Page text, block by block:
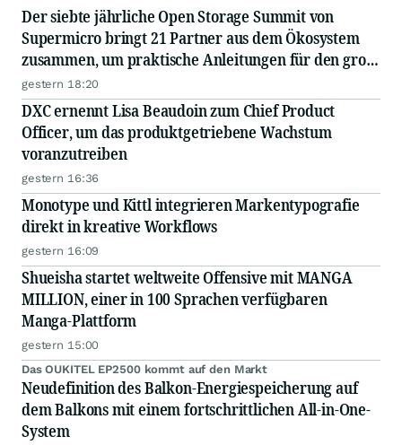
Der siebte jährliche Open Storage Summit von
Supermicro bringt 21 Partner aus dem Ökosystem
zusammen, um praktische Anleitungen für den groß
angelegten Einsatz von KI in Unternehmen
auszutauschen
gestern 18:20
DXC ernennt Lisa Beaudoin zum Chief Product
Officer, um das produktgetriebene Wachstum
voranzutreiben
gestern 16:36
Monotype und Kittl integrieren Markentypografie
direkt in kreative Workflows
gestern 16:09
Shueisha startet weltweite Offensive mit MANGA
MILLION, einer in 100 Sprachen verfügbaren
Manga-Plattform
gestern 15:00
Das OUKITEL EP2500 kommt auf den Markt
Neudefinition des Balkon-Energiespeicherung auf
dem Balkons mit einem fortschrittlichen All-in-One-
System